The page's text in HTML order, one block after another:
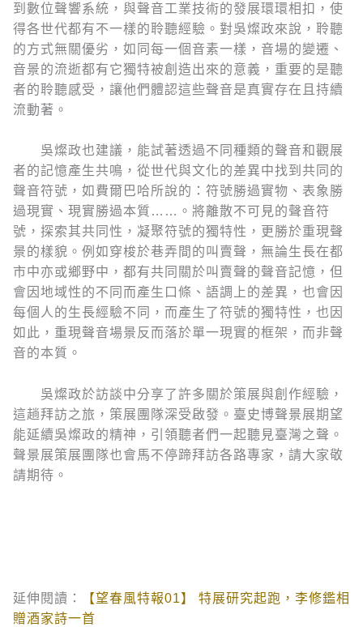
到數位聲響系統，與聲音工業技術的發展環環相扣，使
得各世代都有不一樣的聆聽經驗。對吳燦政來說，聆聽
的方式無關優劣，如同每一個音素一樣，音場的變遷、
音景的流逝都有它獨特被創造出來的意義，重要的是聽
者的聆聽感受，讓他們體認這些聲音是真實存在且持續
流動著。
吳燦政也建議，能試著透過不同種類的聲音和觀展
者的記憶產生共鳴，從世代與文化的差異中找到共同的
聲音符號，如費爾巴哈所說的：符號勝過實物、表象勝
過現實、現實勝過本質……。將離散不可見的聲音符
號，探索其共同性，凝聚符號的獨特性，更勝於重現聲
景的樣貌。例如穿梭於巷弄間的叫賣聲，無論生長在都
市中亦或鄉野中，都有共同關於叫賣聲的聲音記憶，但
會因地域性的不同而產生口條、語調上的差異，也會因
每個人的生長經驗不同，而產生了符號的獨特性，也因
如此，重現聲音場景反而落於單一現實的框架，而非聲
音的本質。
吳燦政於訪談中分享了許多關於策展與創作經驗，
這趟拜訪之旅，策展團隊深受啟發。臺史博聲景展期望
能延續吳燦政的精神，引領聽者們一起聽見臺灣之聲。
聲景展策展團隊也會馬不停蹄拜訪各路專家，請大家敬
請期待。
延伸閱讀：
【望春風特報01】 特展研究起跑，李修鑑相
贈酒家詩一首